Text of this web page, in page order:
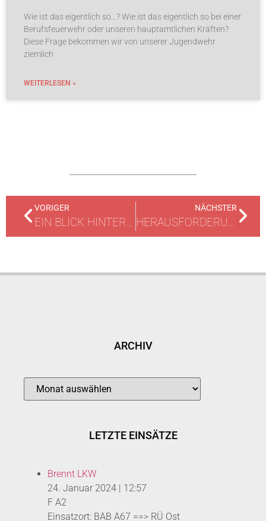
Wie ist das eigentlich so…? Wie ist das eigentlich so bei einer
Berufsfeuerwehr oder unseren hauptamtlichen Kräften?
Diese Frage bekommen wir von unserer Jugendwehr
ziemlich
WEITERLESEN »
VORIGER
EIN BLICK HINTER DIE KULISSEN: PERSONENTRANSPORTE IN RÜSSELSHEIM
NÄCHSTER
HERAUSFORDERUNG FÜR DIE FEUERWEHR RÜSSELSHEIM: EINSATZ NACH UNWETTER
ARCHIV
LETZTE EINSÄTZE
Brennt LKW
24. Januar 2024
12:57
F A2
Einsatzort: BAB A67 ==> RÜ Ost